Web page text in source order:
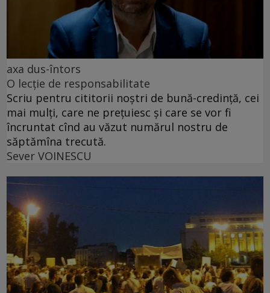
axa dus-întors
O lecție de responsabilitate
Scriu pentru cititorii noștri de bună-credință, cei
mai mulți, care ne prețuiesc și care se vor fi
încruntat cînd au văzut numărul nostru de
săptămîna trecută.
Sever VOINESCU